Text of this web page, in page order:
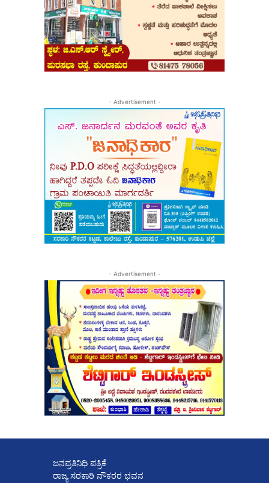
- Advertisement -
- Advertisement -
ಜನಪ್ರತಿನಿಧಿ ಪತ್ರಿಕೆ
ರಾಜ್ಯ ಸರಕಾರಿ ನೌಕರರ ಭವನ